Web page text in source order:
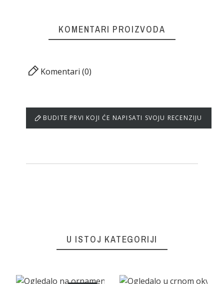
KOMENTARI PROIZVODA
Komentari (0)
BUDITE PRVI KOJI ĆE NAPISATI SVOJU RECENZIJU
U ISTOJ KATEGORIJI